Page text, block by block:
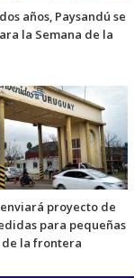
años, Paysandú se
la Semana de la
proyecto de
para pequeñas
de la frontera